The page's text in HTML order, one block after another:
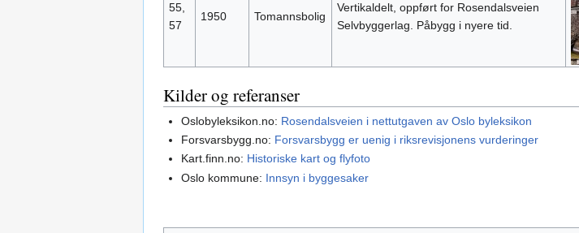
55,
57
1950 Tomannsbolig
Vertikaldelt, oppført for Rosendalsveien
Selvbyggerlag. Påbygg i nyere tid.
Kilder og referanser
Oslobyleksikon.no: Rosendalsveien i nettutgaven av Oslo byleksikon
Forsvarsbygg.no: Forsvarsbygg er uenig i riksrevisjonens vurderinger
Kart.finn.no: Historiske kart og flyfoto
Oslo kommune: Innsyn i byggesaker